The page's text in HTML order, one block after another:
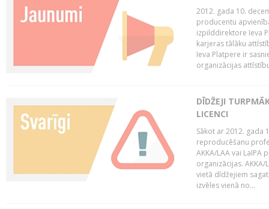
2012. gada 10.
producentu
izpilddirektore Ieva
karjeras tālāku
Ieva Platpere ir
organizācijas
DĪDŽEJI
LICENCI
Sākot ar 2012. gada
reproducēšanu
AKKA/LAA vai LaIPA
organizācijas.
vietā dīdžejiem
izvēles vienā no...